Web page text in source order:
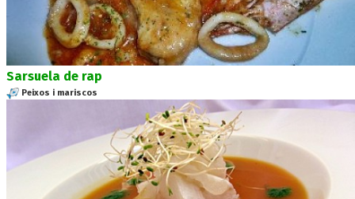
Sarsuela de rap
Peixos i mariscos